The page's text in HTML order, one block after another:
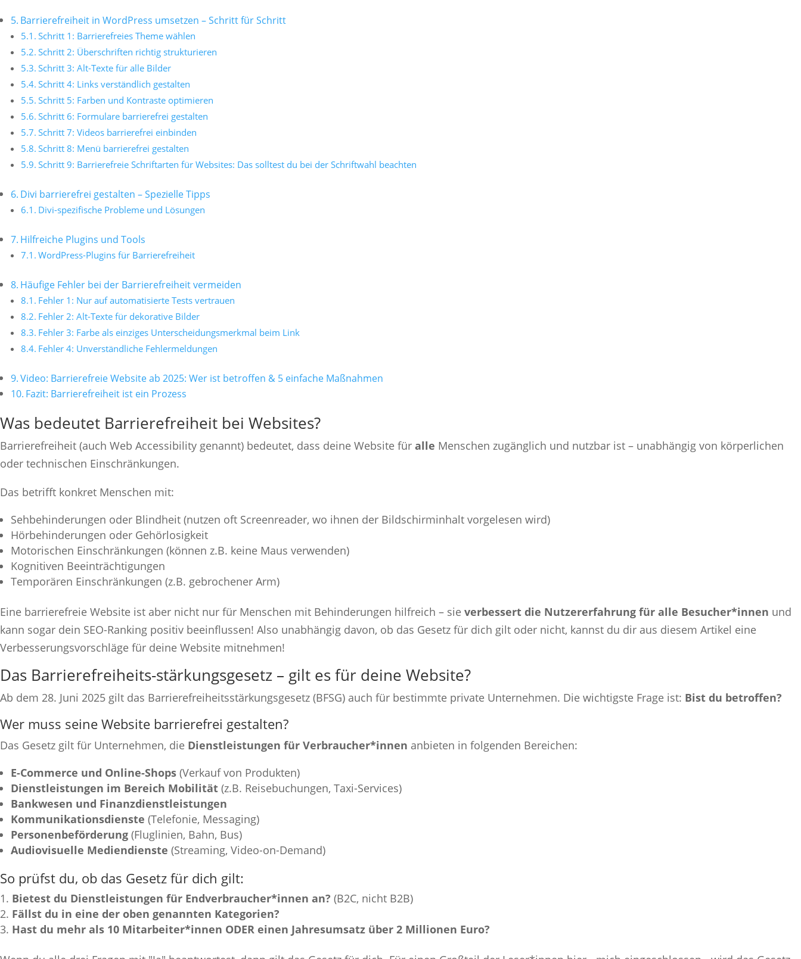
Barrierefreiheit in WordPress umsetzen – Schritt für Schritt
Schritt 1: Barrierefreies Theme wählen
Schritt 2: Überschriften richtig strukturieren
Schritt 3: Alt-Texte für alle Bilder
Schritt 4: Links verständlich gestalten
Schritt 5: Farben und Kontraste optimieren
Schritt 6: Formulare barrierefrei gestalten
Schritt 7: Videos barrierefrei einbinden
Schritt 8: Menü barrierefrei gestalten
Schritt 9: Barrierefreie Schriftarten für Websites: Das solltest du bei der Schriftwahl beachten
Divi barrierefrei gestalten – Spezielle Tipps
Divi-spezifische Probleme und Lösungen
Hilfreiche Plugins und Tools
WordPress-Plugins für Barrierefreiheit
Häufige Fehler bei der Barrierefreiheit vermeiden
Fehler 1: Nur auf automatisierte Tests vertrauen
Fehler 2: Alt-Texte für dekorative Bilder
Fehler 3: Farbe als einziges Unterscheidungsmerkmal beim Link
Fehler 4: Unverständliche Fehlermeldungen
Video: Barrierefreie Website ab 2025: Wer ist betroffen & 5 einfache Maßnahmen
Fazit: Barrierefreiheit ist ein Prozess
Was bedeutet Barrierefreiheit bei Websites?
Barrierefreiheit (auch Web Accessibility genannt) bedeutet, dass deine Website für alle Menschen zugänglich und nutzbar ist – unabhängig von körperlichen
oder technischen Einschränkungen.
Das betrifft konkret Menschen mit:
Sehbehinderungen oder Blindheit (nutzen oft Screenreader, wo ihnen der Bildschirminhalt vorgelesen wird)
Hörbehinderungen oder Gehörlosigkeit
Motorischen Einschränkungen (können z.B. keine Maus verwenden)
Kognitiven Beeinträchtigungen
Temporären Einschränkungen (z.B. gebrochener Arm)
Eine barrierefreie Website ist aber nicht nur für Menschen mit Behinderungen hilfreich – sie verbessert die Nutzererfahrung für alle Besucher*innen und
kann sogar dein SEO-Ranking positiv beeinflussen! Also unabhängig davon, ob das Gesetz für dich gilt oder nicht, kannst du dir aus diesem Artikel eine
Verbesserungsvorschläge für deine Website mitnehmen!
Das Barrierefreiheits-stärkungsgesetz – gilt es für deine Website?
Ab dem 28. Juni 2025 gilt das Barrierefreiheitsstärkungsgesetz (BFSG) auch für bestimmte private Unternehmen. Die wichtigste Frage ist: Bist du betroffen?
Wer muss seine Website barrierefrei gestalten?
Das Gesetz gilt für Unternehmen, die Dienstleistungen für Verbraucher*innen anbieten in folgenden Bereichen:
E-Commerce und Online-Shops (Verkauf von Produkten)
Dienstleistungen im Bereich Mobilität (z.B. Reisebuchungen, Taxi-Services)
Bankwesen und Finanzdienstleistungen
Kommunikationsdienste (Telefonie, Messaging)
Personenbeförderung (Fluglinien, Bahn, Bus)
Audiovisuelle Mediendienste (Streaming, Video-on-Demand)
So prüfst du, ob das Gesetz für dich gilt:
Bietest du Dienstleistungen für Endverbraucher*innen an? (B2C, nicht B2B)
Fällst du in eine der oben genannten Kategorien?
Hast du mehr als 10 Mitarbeiter*innen ODER einen Jahresumsatz über 2 Millionen Euro?